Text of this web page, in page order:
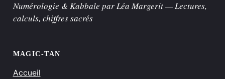
Numérologie & Kabbale par Léa Margerit — Lectures,
calculs, chiffres sacrés
MAGIC-TAN
Accueil